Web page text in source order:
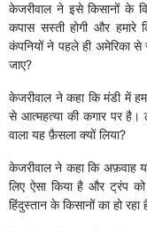
केजरीवाल ने इसे किसानों के
कपास सस्ती होगी और हमारे
कंपनियों ने पहले ही अमेरिका
जाए?
केजरीवाल ने कहा कि मंडी में
से आत्महत्या की कगार पर है।
वाला यह फ़ैसला क्यों लिया?
केजरीवाल ने कहा कि अफ़वाह
लिए ऐसा किया है और ट्रंप
हिंदुस्तान के किसानों का हो रहा